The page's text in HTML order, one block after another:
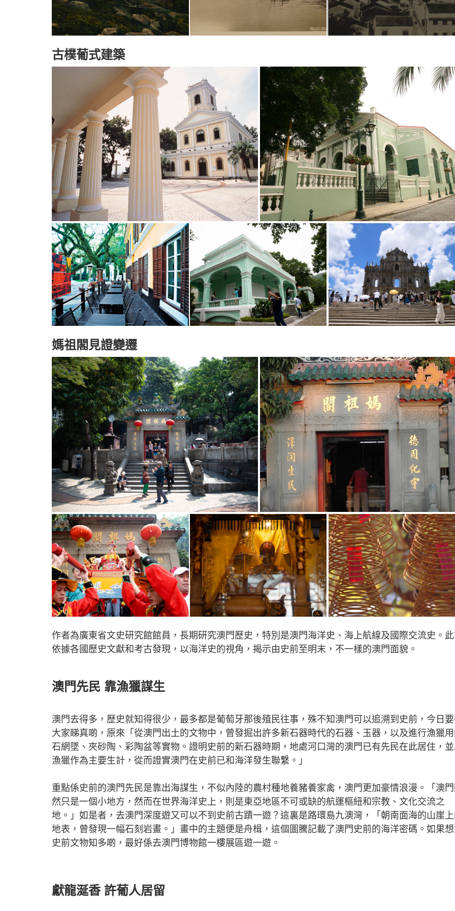
古樸葡式建築
媽祖閣見證變遷
作者為廣東省文史研究館館員，長期研究澳門歷史，特別是澳門海洋史、海上航線及國際交流史。
依據各國歷史文獻和考古發現，以海洋史的視角，揭示由史前至明末，不一樣的澳門面貌。
澳門先民 靠漁獵謀生
澳門去得多，歷史就知得很少，最多都是葡萄牙那後殖民往事，殊不知澳門可以追溯到史前，今日
大家睇真啲，原來「從澳門出土的文物中，曾發掘出許多新石器時代的石器、玉器，以及進行漁獵
石網墜、夾砂陶、彩陶盆等實物。證明史前的新石器時期，地處河口灣的澳門已有先民在此居住，
漁獵作為主要生計，從而證實澳門在史前已和海洋發生聯繫。」
重點係史前的澳門先民是靠出海謀生，不似內陸的農村種地養豬養家禽，澳門更加豪情浪漫。「澳
然只是一個小地方，然而在世界海洋史上，則是東亞地區不可或缺的航運樞紐和宗教、文化交流之
地。」如是者，去澳門深度遊又可以不到史前古蹟一遊？這裏是路環島九澳灣，「朝南面海的山崖
地表，曾發現一幅石刻岩畫。」畫中的主題便是舟楫，這個圖騰記載了澳門史前的海洋密碼。如果
史前文物知多啲，最好係去澳門博物館一樓展區遊一遊。
獻龍涎香 許葡人居留